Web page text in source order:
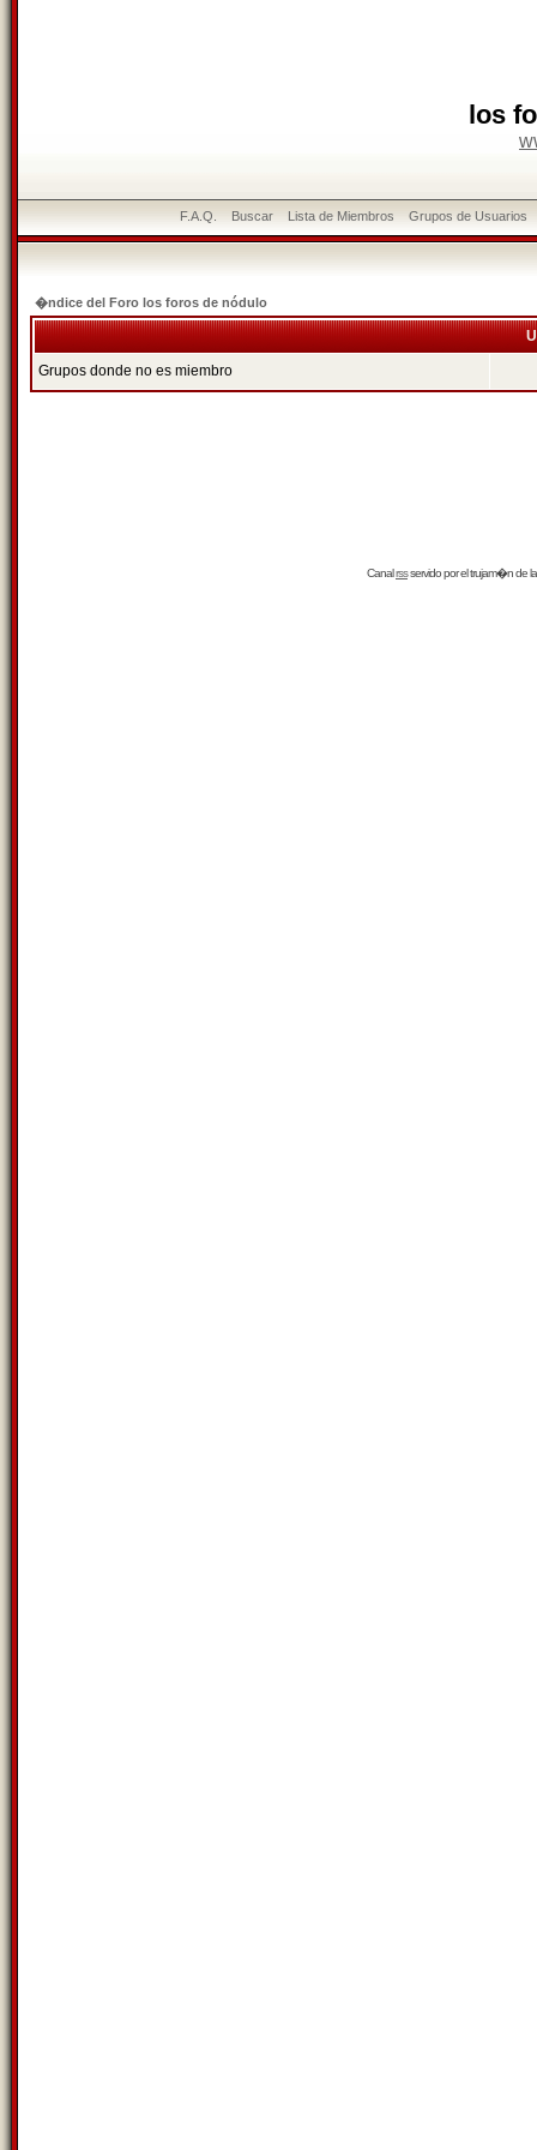
los
F.A.Q. Buscar Lista de Miembros Grupos de Usuarios
�ndice del Foro los foros de nódulo
Grupos donde no es miembro
Canalrssservido por eltrujam�nde